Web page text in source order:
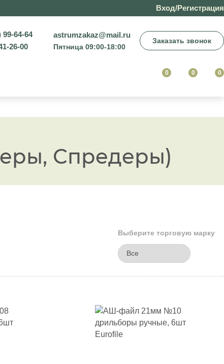
Вход/Регистрация
99-64-64
26-00
astrumzakaz@mail.ru
Пятница 09:00-18:00
Заказать звонок
0 0 0
Спредеры)
Выберите торговую марку